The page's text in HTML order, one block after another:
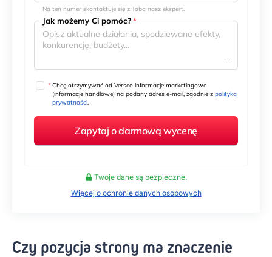
Na ten numer skontaktuje się z Tobą nasz ekspert.
Jak możemy Ci pomóc?*
Chcę otrzymywać od Verseo informacje marketingowe
(informacje handlowe) na podany adres e-mail, zgodnie z polityką
prywatności.
*
Twoje dane są bezpieczne.
Więcej o ochronie danych osobowych
Czy pozycja strony ma znaczenie